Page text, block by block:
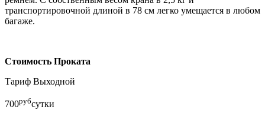
транспортировочной длиной в 78 см легко умещается в любом
багаже.
Стоимость Проката
Тариф Выходной
700рубсутки